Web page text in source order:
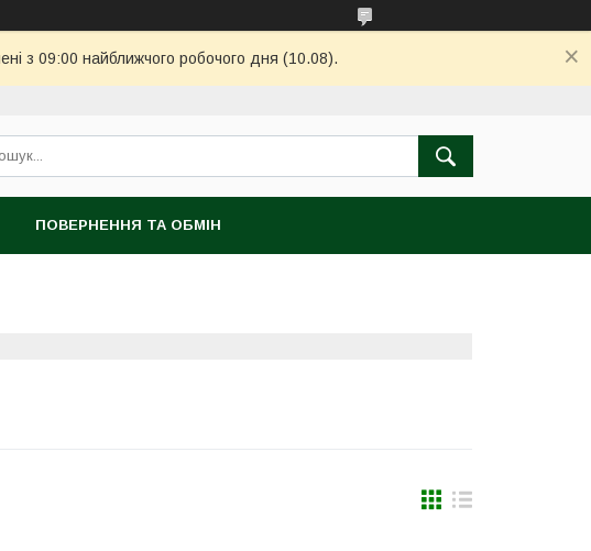
з 09:00 найближчого робочого дня (10.08).
ПОВЕРНЕННЯ ТА ОБМІН